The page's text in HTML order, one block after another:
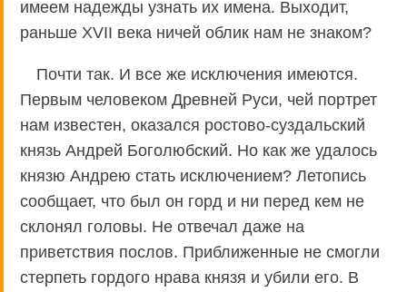
имеем надежды узнать их имена. Выходит,
раньше XVII века ничей облик нам не знаком?
Почти так. И все же исключения имеются.
Первым человеком Древней Руси, чей портрет
нам известен, оказался ростово-суздальский
князь Андрей Боголюбский. Но как же удалось
князю Андрею стать исключением? Летопись
сообщает, что был он горд и ни перед кем не
склонял головы. Не отвечал даже на
приветствия послов. Приближенные не смогли
стерпеть гордого нрава князя и убили его. В